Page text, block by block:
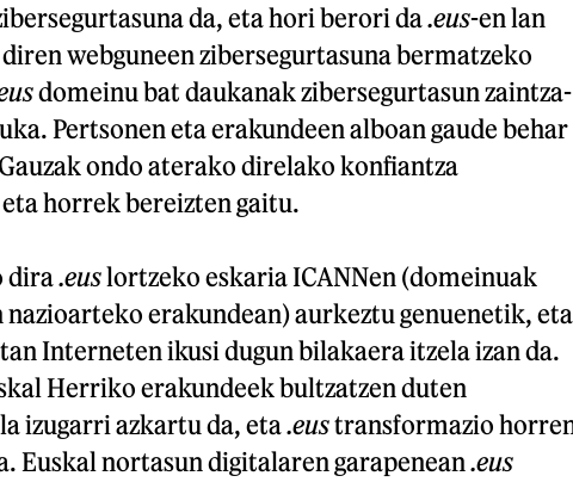
da, eta hori berori da.eus-en lan
webguneen zibersegurtasuna bermatzeko
domeinu bat daukanak zibersegurtasun zaintza-
Pertsonen eta erakundeen alboan gaude behar
ondo aterako direlako konfiantza
horrek bereizten gaitu.
dira.euslortzeko eskaria ICANNen (domeinuak
erakundean) aurkeztu genuenetik, eta
Interneten ikusi dugun bilakaera itzela izan da.
Herriko erakundeek bultzatzen duten
izugarri azkartu da, eta.eustransformazio
Euskal nortasun digitalaren garapenean .eus